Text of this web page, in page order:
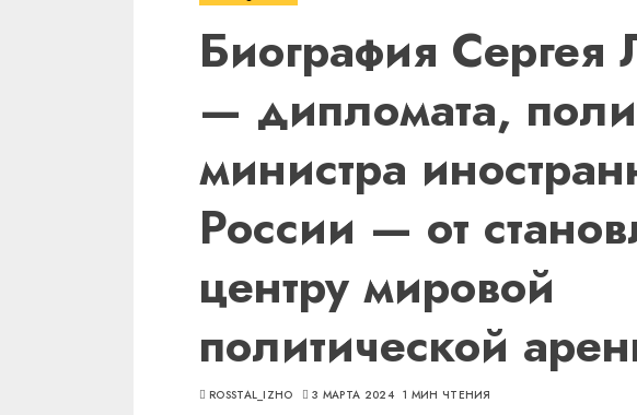
Биография Сергея
— дипломата,
министра
России — от
центру мировой
политической
ROSSTAL_IZHO 3 МАРТА 2024 1 МИН ЧТЕНИЯ